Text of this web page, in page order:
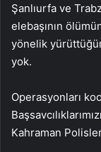
Şanlıurfa ve
elebaşının
yönelik
yok.
Operasyonları
Kahraman